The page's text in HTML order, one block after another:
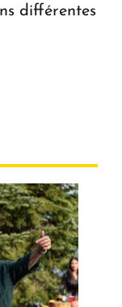
différentes